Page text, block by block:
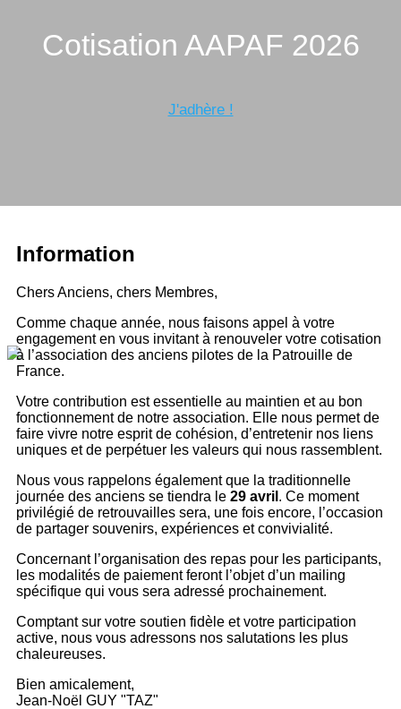
Cotisation AAPAF 2026
J'adhère !
Information
Chers Anciens, chers Membres,
Comme chaque année, nous faisons appel à votre
engagement en vous invitant à renouveler votre cotisation
à l’association des anciens pilotes de la Patrouille de
France.
Votre contribution est essentielle au maintien et au bon
fonctionnement de notre association. Elle nous permet de
faire vivre notre esprit de cohésion, d’entretenir nos liens
uniques et de perpétuer les valeurs qui nous rassemblent.
Nous vous rappelons également que la traditionnelle
journée des anciens se tiendra le 29 avril . Ce moment
privilégié de retrouvailles sera, une fois encore, l’occasion
de partager souvenirs, expériences et convivialité.
Concernant l’organisation des repas pour les participants,
les modalités de paiement feront l’objet d’un mailing
spécifique qui vous sera adressé prochainement.
Comptant sur votre soutien fidèle et votre participation
active, nous vous adressons nos salutations les plus
chaleureuses.
Bien amicalement,
Jean-Noël GUY "TAZ"